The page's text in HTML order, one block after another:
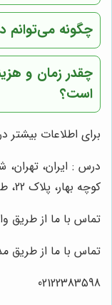
چگونه می‌توانم
چقدر زمان و
است؟
برای اطلاعات بیشتر
درس : ایران، تهران،
کوچه بهار، پلاک 22، طبقه اول
تماس با ما از طریق واتس
تماس با ما از طریق
02122383598